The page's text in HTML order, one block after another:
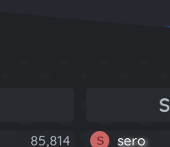
85,814
S sero